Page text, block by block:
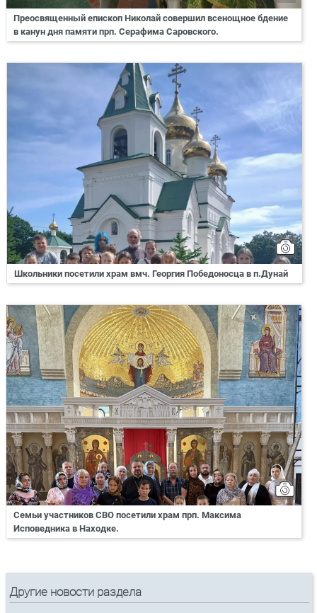
Преосвященный епископ Николай совершил всенощное бдение
в канун дня памяти прп. Серафима Саровского.
Школьники посетили храм вмч. Георгия Победоносца в п.Дунай
Семьи участников СВО посетили храм прп. Максима
Исповедника в Находке.
Другие новости раздела